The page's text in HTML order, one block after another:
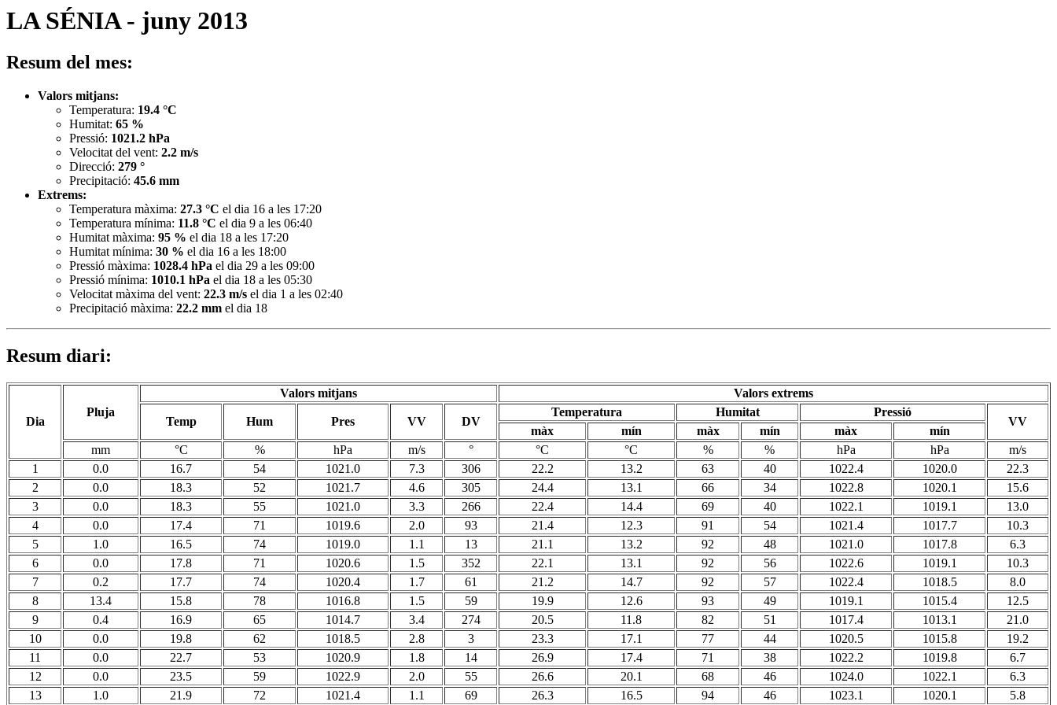
LA SÉNIA - juny 2013
Resum del mes:
Valors mitjans:
Temperatura: 19.4 °C
Humitat: 65 %
Pressió: 1021.2 hPa
Velocitat del vent: 2.2 m/s
Direcció: 279 °
Precipitació: 45.6 mm
Extrems:
Temperatura màxima: 27.3 °C el dia 16 a les 17:20
Temperatura mínima: 11.8 °C el dia 9 a les 06:40
Humitat màxima: 95 % el dia 18 a les 17:20
Humitat mínima: 30 % el dia 16 a les 18:00
Pressió màxima: 1028.4 hPa el dia 29 a les 09:00
Pressió mínima: 1010.1 hPa el dia 18 a les 05:30
Velocitat màxima del vent: 22.3 m/s el dia 1 a les 02:40
Precipitació màxima: 22.2 mm el dia 18
Resum diari:
Dia
Pluja
Valors mitjans Valors extrems
Temp Hum Pres VV DV
Temperatura Humitat Pressió
VV
màx mín màx mín màx
mín
mm
°C % hPa m/s ° °C °C % % hPa hPa
m/s
1
0.0 16.7 54 1021.0 7.3 306 22.2 13.2 63 40 1022.4 1020.0
22.3
2
0.0 18.3 52 1021.7 4.6 305 24.4 13.1 66 34 1022.8 1020.1
15.6
3
0.0 18.3 55 1021.0 3.3 266 22.4 14.4 69 40 1022.1 1019.1
13.0
4
0.0 17.4 71 1019.6 2.0 93 21.4 12.3 91 54 1021.4 1017.7
10.3
5
1.0 16.5 74 1019.0 1.1 13 21.1 13.2 92 48 1021.0 1017.8
6.3
6
0.0 17.8 71 1020.6 1.5 352 22.1 13.1 92 56 1022.6 1019.1
10.3
7
0.2 17.7 74 1020.4 1.7 61 21.2 14.7 92 57 1022.4 1018.5
8.0
8
13.4 15.8 78 1016.8 1.5 59 19.9 12.6 93 49 1019.1 1015.4
12.5
9
0.4 16.9 65 1014.7 3.4 274 20.5 11.8 82 51 1017.4 1013.1
21.0
10
0.0 19.8 62 1018.5 2.8 3 23.3 17.1 77 44 1020.5 1015.8
19.2
11
0.0 22.7 53 1020.9 1.8 14 26.9 17.4 71 38 1022.2 1019.8
6.7
12
0.0 23.5 59 1022.9 2.0 55 26.6 20.1 68 46 1024.0 1022.1
6.3
13
1.0 21.9 72 1021.4 1.1 69 26.3 16.5 94 46 1023.1 1020.1 5.8